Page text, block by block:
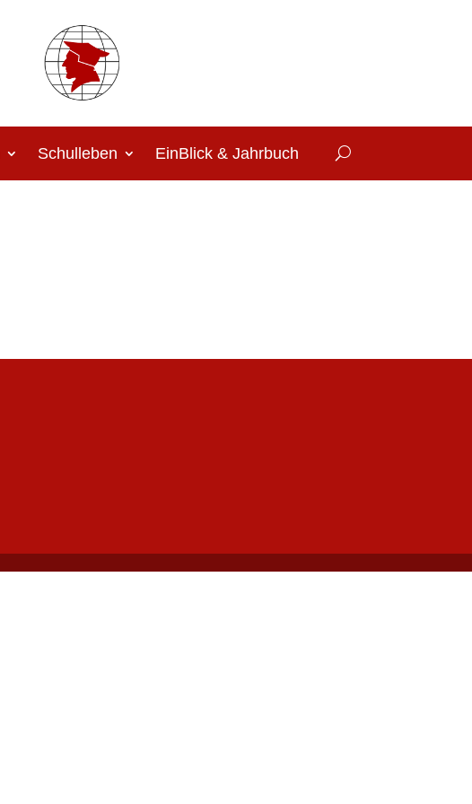
Schulleben EinBlick & Jahrbuch